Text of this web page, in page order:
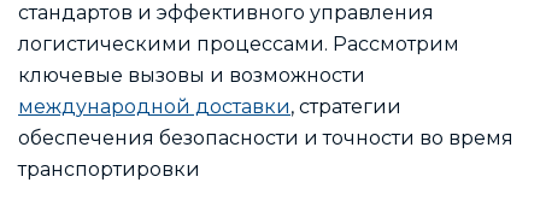
стандартов и эффективного управления
логистическими процессами. Рассмотрим
ключевые вызовы и возможности
международной доставки, стратегии
обеспечения безопасности и точности во время
транспортировки